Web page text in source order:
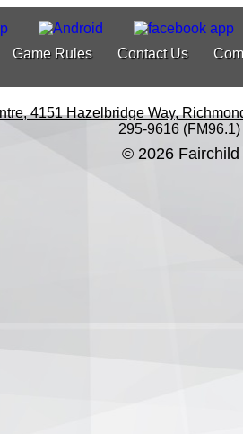
Game Rules Contact Us
4151 Hazelbridge Way,
295-9616 (FM96.1)
© 2026 Fairchild